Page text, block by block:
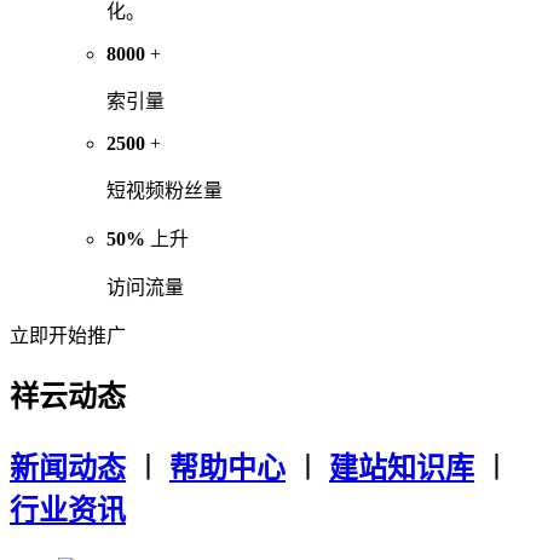
化。
8000 +
索引量
2500 +
短视频粉丝量
50% 上升
访问流量
立即开始推广
祥云动态
新闻动态︱ 帮助中心︱ 建站知识库
行业资讯